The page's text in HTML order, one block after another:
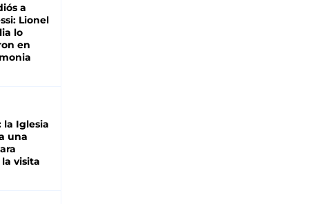
a
Lionel
lo
en
la Iglesia
una
visita